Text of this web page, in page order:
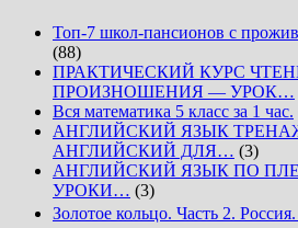
Топ-7 школ-пансионов с
(88)
ПРАКТИЧЕСКИЙ КУРС
ПРОИЗНОШЕНИЯ — УРОК…
Вся математика 5 класс за 1 час.
АНГЛИЙСКИЙ ЯЗЫК
АНГЛИЙСКИЙ ДЛЯ… (3)
АНГЛИЙСКИЙ ЯЗЫК ПО
УРОКИ… (3)
Золотое кольцо. Часть 2.